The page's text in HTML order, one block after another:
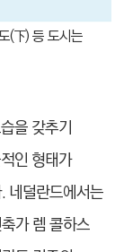
(下) 등 도시는
을 갖추기
인 형태가
네덜란드에서는
가 렘 콜하스